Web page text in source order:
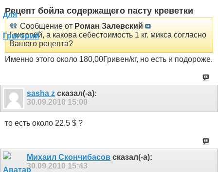
Рецепт бойла содержащего пасту креветки
Сообщение от Роман Залевский
Григорий, а какова себестоимость 1 кг. микса согласно
Вашего рецепта?
Именно этого около 180,00Гривен/кг, но есть и подороже.
sasha z сказал(-а):
30.09.2010 15:00
то есть около 22.5 $ ?
Михаил Скончибасов сказал(-а):
30.09.2010 15:43